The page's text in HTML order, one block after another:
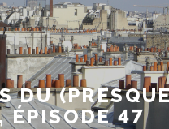
DU
ÉPISODE 47